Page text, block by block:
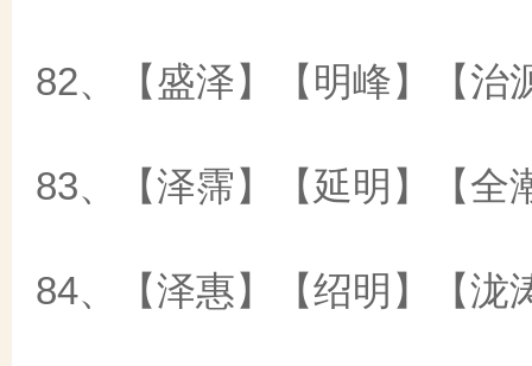
82、【盛泽】【明峰】【治
83、【泽霈】【延明】【全
84、【泽惠】【绍明】【泷